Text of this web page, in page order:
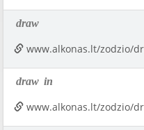
draw
www.alkonas.lt/zodzio/
draw in
www.alkonas.lt/zodzio/